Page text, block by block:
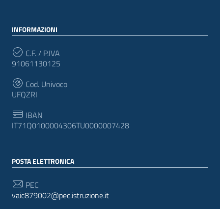
INFORMAZIONI
C.F. / P.IVA
91061130125
Cod. Univoco
UFQZRI
IBAN
IT71Q0100004306TU0000007428
POSTA ELETTRONICA
PEC
vaic879002@pec.istruzione.it